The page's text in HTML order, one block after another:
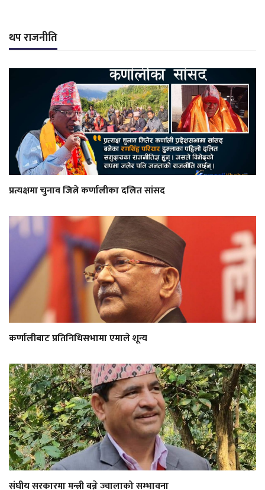
थप राजनीति
प्रत्यक्षमा चुनाव जित्ने कर्णालीका दलित सांसद
कर्णालीबाट प्रतिनिधिसभामा एमाले शून्य
संघीय सरकारमा मन्त्री बन्ने ज्वालाको सम्भावना